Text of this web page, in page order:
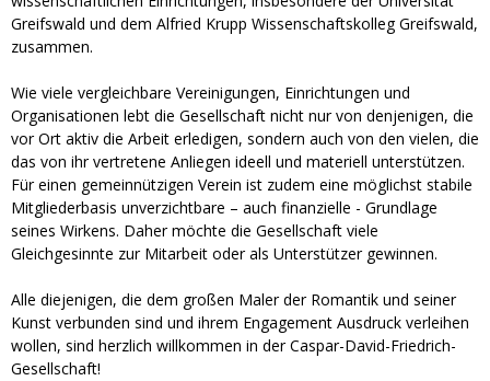
Greifswald und dem Alfried Krupp Wissenschaftskolleg Greifswald,
zusammen.
Wie viele vergleichbare Vereinigungen, Einrichtungen und
Organisationen lebt die Gesellschaft nicht nur von denjenigen, die
vor Ort aktiv die Arbeit erledigen, sondern auch von den vielen, die
das von ihr vertretene Anliegen ideell und materiell unterstützen.
Für einen gemeinnützigen Verein ist zudem eine möglichst stabile
Mitgliederbasis unverzichtbare – auch finanzielle - Grundlage
seines Wirkens. Daher möchte die Gesellschaft viele
Gleichgesinnte zur Mitarbeit oder als Unterstützer gewinnen.
Alle diejenigen, die dem großen Maler der Romantik und seiner
Kunst verbunden sind und ihrem Engagement Ausdruck verleihen
wollen, sind herzlich willkommen in der Caspar-David-Friedrich-
Gesellschaft!